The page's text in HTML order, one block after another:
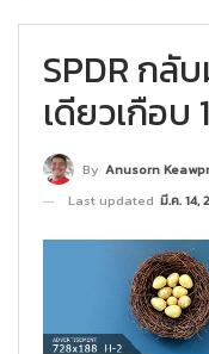
SPDR กลั
เดียวเกือบ
By Anusorn
Last updated มี.ค. 14,